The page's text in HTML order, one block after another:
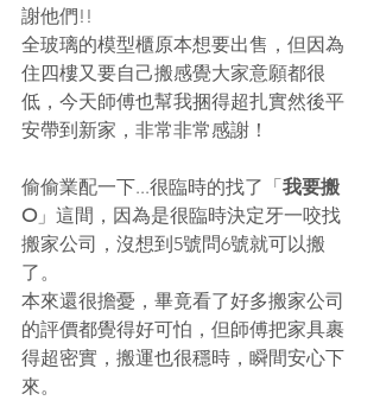
謝他們!!
全玻璃的模型櫃原本想要出售，但因為
住四樓又要自己搬感覺大家意願都很
低，今天師傅也幫我捆得超扎實然後平
安帶到新家，非常非常感謝！
偷偷業配一下...很臨時的找了「我要搬
O」這間，因為是很臨時決定牙一咬找
搬家公司，沒想到5號問6號就可以搬
了。
本來還很擔憂，畢竟看了好多搬家公司
的評價都覺得好可怕，但師傅把家具裹
得超密實，搬運也很穩時，瞬間安心下
來。